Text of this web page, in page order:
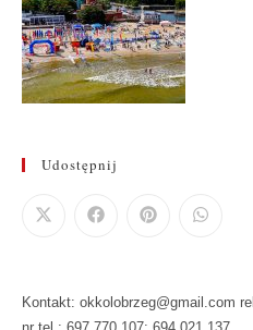
Udostępnij
Kontakt: okkolobrzeg@gmail.com